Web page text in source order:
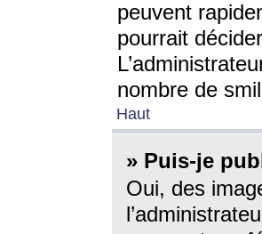
peuvent
pourrait
nombre de
Haut
» Puis-je
Oui, des